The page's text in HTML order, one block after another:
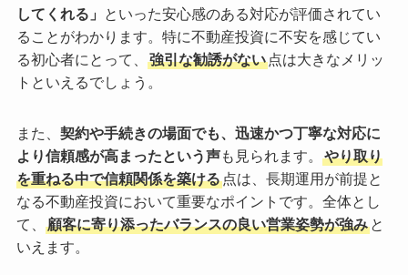
してくれる」
といった安心感のある対応が評価されてい
ることがわかります。特に不動産投資に不安を感じてい
る初心者にとって、
強引な勧誘がない点は大きなメリッ
トといえるでしょう。
また、 契約や手続きの場面でも、迅速かつ丁寧な対応に
より信頼感が高まったという声も見られます。
やり取り
を重ねる中で信頼関係を築ける点は、長期運用が前提と
なる不動産投資において重要なポイントです。全体とし
て、
顧客に寄り添ったバランスの良い営業姿勢が強みと
いえます。